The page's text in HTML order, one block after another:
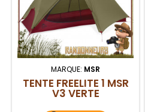
de "clou", ce
piquet de
tente avec
noyau en fibre
de carbone
pour sols durs
résistera
longtemps
MARQUE: MSR
TENTE FREELITE 1 MSR
V3 VERTE